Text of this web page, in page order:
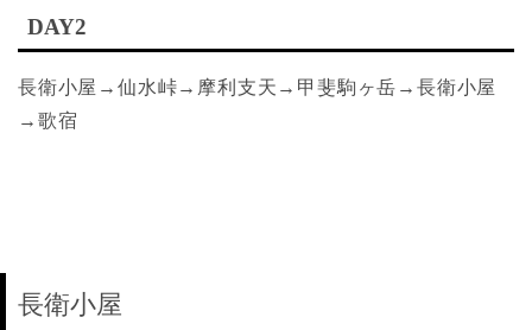
DAY2
長衛小屋→仙水峠→摩利支天→甲斐駒ヶ岳→長衛小屋
→歌宿
長衛小屋